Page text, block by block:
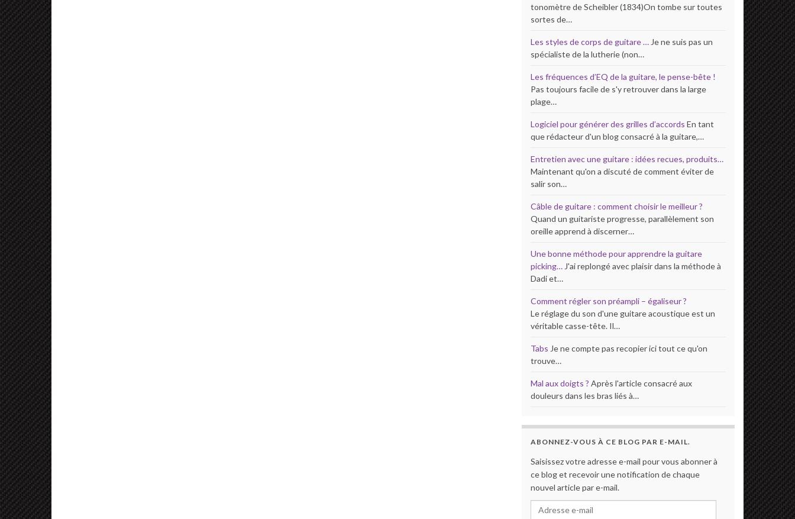
tonomètre de Scheibler (1834)On tombe sur toutes
sortes de…
Les styles de corps de guitare … Je ne suis pas un
spécialiste de la lutherie (non…
Les fréquences d’EQ de la guitare, le pense-bête !
Pas toujours facile de s'y retrouver dans la large
plage…
Logiciel pour générer des grilles d’accords En tant
que rédacteur d'un blog consacré à la guitare,…
Entretien avec une guitare : idées recues, produits…
Maintenant qu'on a discuté de comment éviter de
salir son…
Câble de guitare : comment choisir le meilleur ?
Quand un guitariste progresse, parallèlement son
oreille apprend à discerner…
Une bonne méthode pour apprendre la guitare
picking… J'ai replongé avec plaisir dans la méthode à
Dadi et…
Comment régler son préampli – égaliseur ?
Le réglage du son d'une guitare acoustique est un
véritable casse-tête. Il…
Tabs Je ne compte pas recopier ici tout ce qu'on
trouve…
Mal aux doigts ? Après l'article consacré aux
douleurs dans les bras liés à…
ABONNEZ-VOUS À CE BLOG PAR E-MAIL.
Saisissez votre adresse e-mail pour vous abonner à
ce blog et recevoir une notification de chaque
nouvel article par e-mail.
Adresse e-mail